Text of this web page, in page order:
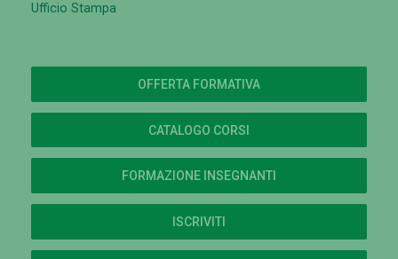
Ufficio Stampa
OFFERTA FORMATIVA
CATALOGO CORSI
FORMAZIONE INSEGNANTI
ISCRIVITI